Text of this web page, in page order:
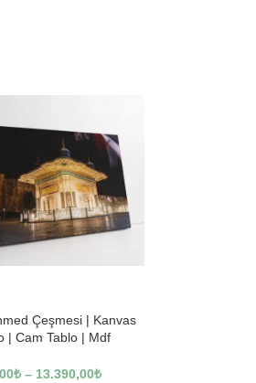
Çeşmesi | Kanvas
| Cam Tablo | Mdf
₺ – 13.390,00₺